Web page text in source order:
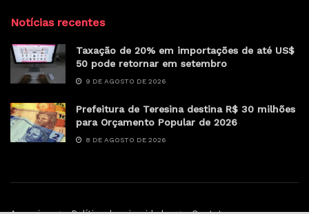
Notícias recentes
Taxação de 20% em importações de até US$
50 pode retornar em setembro
9 DE AGOSTO DE 2026
Prefeitura de Teresina destina R$ 30 milhões
para Orçamento Popular de 2026
8 DE AGOSTO DE 2026